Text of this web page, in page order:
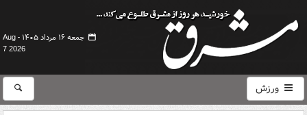
جمعه ۱۶ مرداد ۱۴۰۵ -
Aug
7 2026
ورزش